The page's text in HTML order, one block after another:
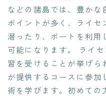
などの諸島では、豊かな
ポイントが多く、ライセ
潜ったり、ボートを利
可能になります。 ライ
習を受けることが挙げら
が提供するコースに参
術を学びます。初めての